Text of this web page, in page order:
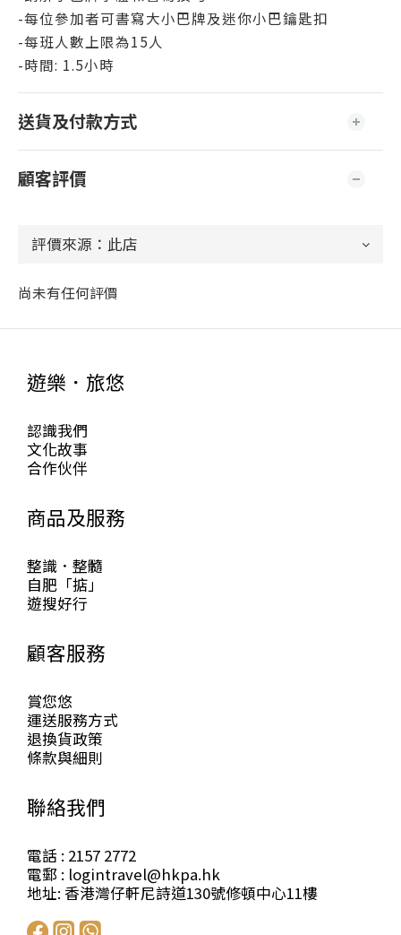
-每位參加者可書寫大小巴牌及迷你小巴鑰匙扣
-每班人數上限為15人
-時間: 1.5小時
送貨及付款方式
顧客評價
尚未有任何評價
遊樂．旅悠
認識我們
文化故事
合作伙伴
商品及服務
整識．整髓
自肥「掂」
遊搜好行
顧客服務
賞您悠
運送服務方式
退換貨政策
條款與細則
聯絡我們
電話 : 2157 2772
電郵 : logintravel@hkpa.hk
地址: 香港灣仔軒尼詩道130號修頓中心11樓